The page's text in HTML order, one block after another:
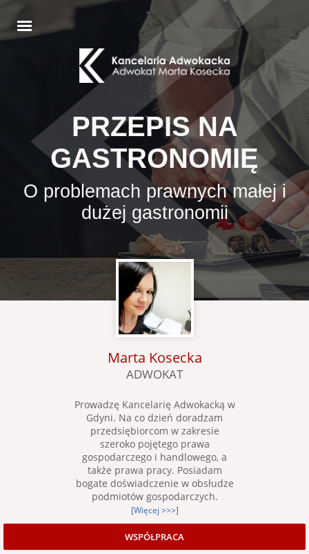
PRZEPIS NA
GASTRONOMIĘ
O problemach prawnych małej i
dużej gastronomii
Marta Kosecka
ADWOKAT
Prowadzę Kancelarię Adwokacką w
Gdyni. Na co dzień doradzam
przedsiębiorcom w zakresie
szeroko pojętego prawa
gospodarczego i handlowego, a
także prawa pracy. Posiadam
bogate doświadczenie w obsłudze
podmiotów gospodarczych.
[Więcej >>>]
WSPÓŁPRACA